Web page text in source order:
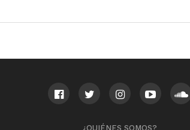
¿QUIÉNES SOMOS?